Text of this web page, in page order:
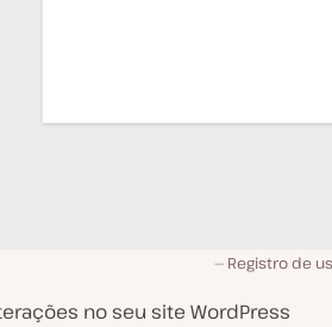
Registro de
no seu site WordPress